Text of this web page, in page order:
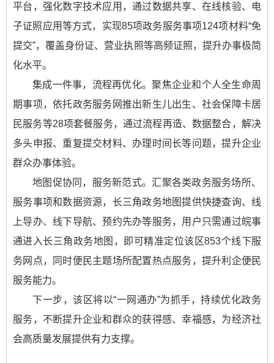
平台，强化数字技术应用，通过数据共享、在线核验、电
子证照应用等方式，实现85项政务服务事项124项材料“免
提交”，覆盖身份证、营业执照等高频证照，提升办事极简
化水平。
集成一件事，流程再优化。聚焦企业和个人全生命周
期事项，依托政务服务网推出新生儿出生、社会保障卡居
民服务等28项套餐服务，通过流程再造、数据整合，解决
多头申报、重复提交材料、办理时间长等问题，提升企业
群众办事体验。
地图促协同，服务新范式。汇聚各类政务服务场所、
服务事项和数据资源，长三角政务地图提供快捷查询、线
上导办、线下导航、预约先办等服务，用户只需通过皖事
通进入长三角政务地图，即可精准定位该区853个线下服
务网点，同时便民主题场所配置热点服务，提升利企便民
服务能力。
下一步，该区将以“一网通办”为抓手，持续优化政务
服务，不断提升企业和群众的获得感、幸福感，为经济社
会高质量发展提供有力支撑。